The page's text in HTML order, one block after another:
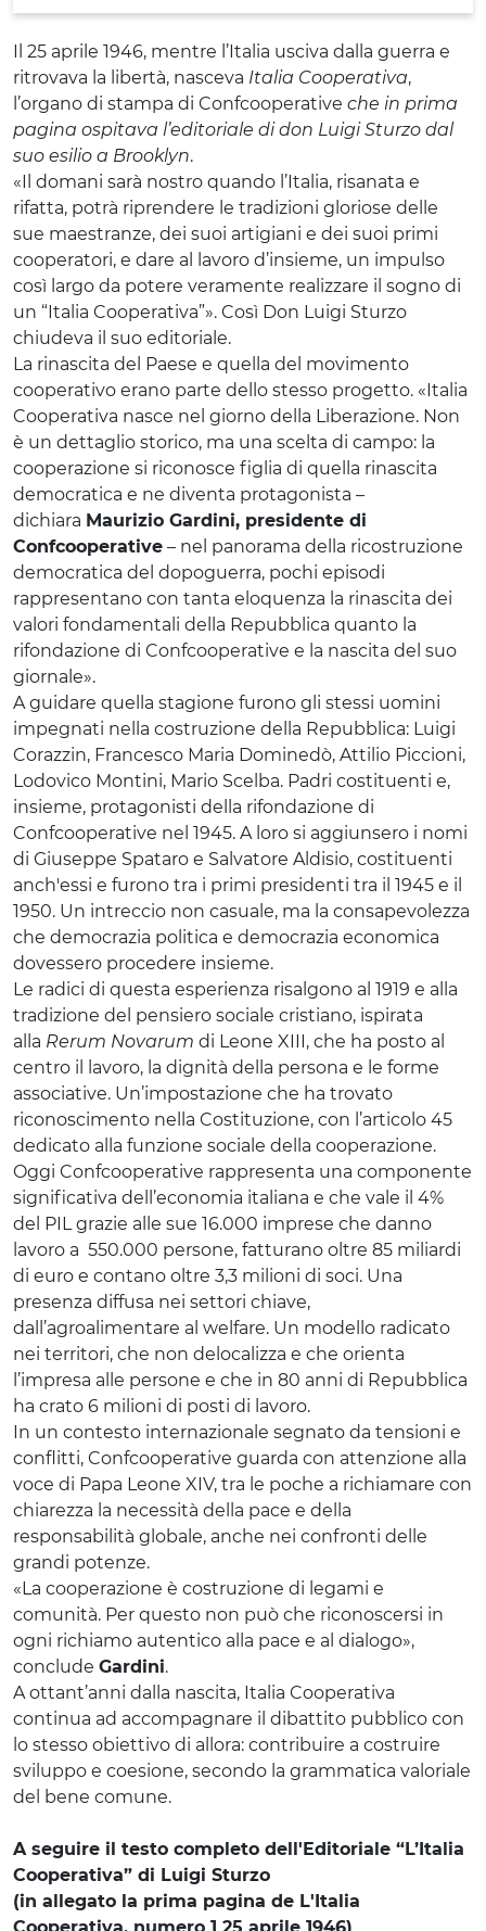
Il 25 aprile 1946, mentre l’Italia usciva dalla guerra e
ritrovava la libertà, nasceva Italia Cooperativa,
l’organo di stampa di Confcooperative che in prima
pagina ospitava l’editoriale di don Luigi Sturzo dal
suo esilio a Brooklyn.
«Il domani sarà nostro quando l’Italia, risanata e
rifatta, potrà riprendere le tradizioni gloriose delle
sue maestranze, dei suoi artigiani e dei suoi primi
cooperatori, e dare al lavoro d’insieme, un impulso
così largo da potere veramente realizzare il sogno di
un “Italia Cooperativa”». Così Don Luigi Sturzo
chiudeva il suo editoriale.
La rinascita del Paese e quella del movimento
cooperativo erano parte dello stesso progetto. «Italia
Cooperativa nasce nel giorno della Liberazione. Non
è un dettaglio storico, ma una scelta di campo: la
cooperazione si riconosce figlia di quella rinascita
democratica e ne diventa protagonista –
dichiara Maurizio Gardini, presidente di
Confcooperative – nel panorama della ricostruzione
democratica del dopoguerra, pochi episodi
rappresentano con tanta eloquenza la rinascita dei
valori fondamentali della Repubblica quanto la
rifondazione di Confcooperative e la nascita del suo
giornale».
A guidare quella stagione furono gli stessi uomini
impegnati nella costruzione della Repubblica: Luigi
Corazzin, Francesco Maria Dominedò, Attilio Piccioni,
Lodovico Montini, Mario Scelba. Padri costituenti e,
insieme, protagonisti della rifondazione di
Confcooperative nel 1945. A loro si aggiunsero i nomi
di Giuseppe Spataro e Salvatore Aldisio, costituenti
anch'essi e furono tra i primi presidenti tra il 1945 e il
1950. Un intreccio non casuale, ma la consapevolezza
che democrazia politica e democrazia economica
dovessero procedere insieme.
Le radici di questa esperienza risalgono al 1919 e alla
tradizione del pensiero sociale cristiano, ispirata
alla Rerum Novarum di Leone XIII, che ha posto al
centro il lavoro, la dignità della persona e le forme
associative. Un’impostazione che ha trovato
riconoscimento nella Costituzione, con l’articolo 45
dedicato alla funzione sociale della cooperazione.
Oggi Confcooperative rappresenta una componente
significativa dell’economia italiana e che vale il 4%
del PIL grazie alle sue 16.000 imprese che danno
lavoro a 550.000 persone, fatturano oltre 85 miliardi
di euro e contano oltre 3,3 milioni di soci. Una
presenza diffusa nei settori chiave,
dall’agroalimentare al welfare. Un modello radicato
nei territori, che non delocalizza e che orienta
l’impresa alle persone e che in 80 anni di Repubblica
ha crato 6 milioni di posti di lavoro.
In un contesto internazionale segnato da tensioni e
conflitti, Confcooperative guarda con attenzione alla
voce di Papa Leone XIV, tra le poche a richiamare con
chiarezza la necessità della pace e della
responsabilità globale, anche nei confronti delle
grandi potenze.
«La cooperazione è costruzione di legami e
comunità. Per questo non può che riconoscersi in
ogni richiamo autentico alla pace e al dialogo»,
conclude Gardini.
A ottant’anni dalla nascita, Italia Cooperativa
continua ad accompagnare il dibattito pubblico con
lo stesso obiettivo di allora: contribuire a costruire
sviluppo e coesione, secondo la grammatica valoriale
del bene comune.
A seguire il testo completo dell'Editoriale “L’Italia
Cooperativa” di Luigi Sturzo
(in allegato la prima pagina de L'Italia